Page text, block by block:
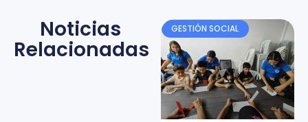
Noticias
Relacionadas
GESTIÓN SOCIAL